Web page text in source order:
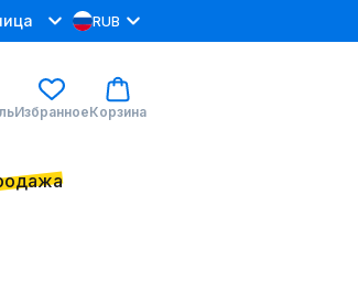
RUB
ИзбранноеКорзина